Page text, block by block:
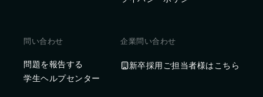
問い合わせ
問題を報告する
学生ヘルプセンター
企業問い合わせ
新卒採用ご担当者様はこちら